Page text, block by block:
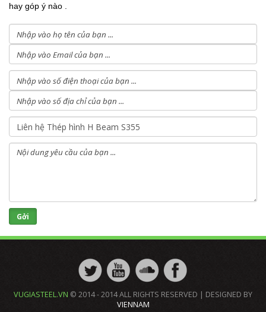
hay góp ý nào .
VUGIASTEEL.VN © 2014 - 2014 ALL RIGHTS RESERVED | DESIGNED BY
VIENNAM